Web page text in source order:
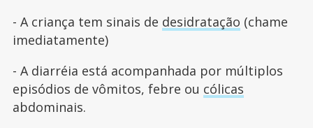
- A criança tem sinais de desidratação (chame
imediatamente)
- A diarréia está acompanhada por múltiplos
episódios de vômitos, febre ou cólicas
abdominais.